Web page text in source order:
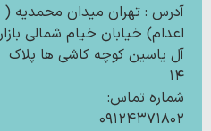
آدرس : تهران میدان محمدیه (
اعدام) خیابان خیام شمالی بازار
آل یاسین کوچه کاشی ها پلاک
۱۴
شماره تماس:
۰۹۱۲۴۳۷۱۸۰۲